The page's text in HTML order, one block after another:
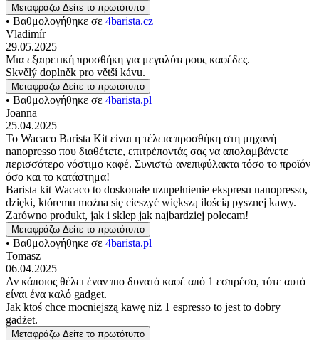
Μεταφράζω Δείτε το πρωτότυπο
• Βαθμολογήθηκε σε 4barista.cz
Vladimír
29.05.2025
Μια εξαιρετική προσθήκη για μεγαλύτερους καφέδες.
Skvělý doplněk pro větší kávu.
Μεταφράζω Δείτε το πρωτότυπο
• Βαθμολογήθηκε σε 4barista.pl
Joanna
25.04.2025
Το Wacaco Barista Kit είναι η τέλεια προσθήκη στη μηχανή
nanopresso που διαθέτετε, επιτρέποντάς σας να απολαμβάνετε
περισσότερο νόστιμο καφέ. Συνιστώ ανεπιφύλακτα τόσο το προϊόν
όσο και το κατάστημα!
Barista kit Wacaco to doskonałe uzupełnienie ekspresu nanopresso,
dzięki, któremu można się cieszyć większą ilością pysznej kawy.
Zarówno produkt, jak i sklep jak najbardziej polecam!
Μεταφράζω Δείτε το πρωτότυπο
• Βαθμολογήθηκε σε 4barista.pl
Tomasz
06.04.2025
Αν κάποιος θέλει έναν πιο δυνατό καφέ από 1 εσπρέσο, τότε αυτό
είναι ένα καλό gadget.
Jak ktoś chce mocniejszą kawę niż 1 espresso to jest to dobry
gadżet.
Μεταφράζω Δείτε το πρωτότυπο